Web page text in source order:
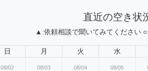
直近の空き状
▲:依頼相談で聞いてみてください ○:
日 月 火 水
08/02 08/03 08/04 08/05